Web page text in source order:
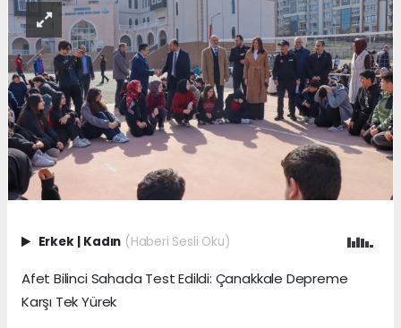
Erkek | Kadın (Haberi Sesli Oku)
Afet Bilinci Sahada Test Edildi: Çanakkale Depreme
Karşı Tek Yürek